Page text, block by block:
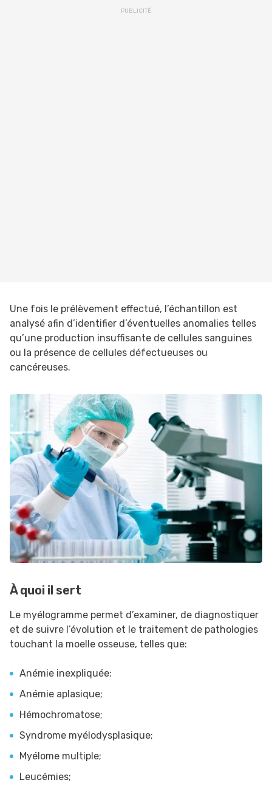
Une fois le prélèvement effectué, l’échantillon est
analysé afin d’identifier d’éventuelles anomalies telles
qu’une production insuffisante de cellules sanguines
ou la présence de cellules défectueuses ou
cancéreuses.
À quoi il sert
Le myélogramme permet d’examiner, de diagnostiquer
et de suivre l’évolution et le traitement de pathologies
touchant la moelle osseuse, telles que:
Anémie inexpliquée;
Anémie aplasique;
Hémochromatose;
Syndrome myélodysplasique;
Myélome multiple;
Leucémies;